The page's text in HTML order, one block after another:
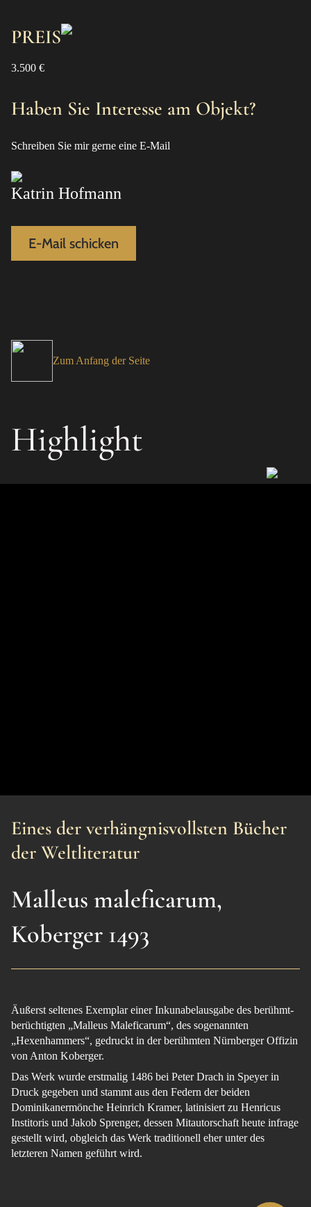
PREIS
3.500 €
Haben Sie Interesse am Objekt?
Schreiben Sie mir gerne eine E-Mail
Katrin Hofmann
E-Mail schicken
Zum Anfang der Seite
Highlight
Eines der verhängnisvollsten Bücher
der Weltliteratur
Malleus maleficarum,
Koberger 1493
Äußerst seltenes Exemplar einer Inkunabelausgabe des berühmt-
berüchtigten „Malleus Maleficarum“, des sogenannten
„Hexenhammers“, gedruckt in der berühmten Nürnberger Offizin
von Anton Koberger.
Das Werk wurde erstmalig 1486 bei Peter Drach in Speyer in
Druck gegeben und stammt aus den Federn der beiden
Dominikanermönche Heinrich Kramer, latinisiert zu Henricus
Institoris und Jakob Sprenger, dessen Mitautorschaft heute infrage
gestellt wird, obgleich das Werk traditionell eher unter des
letzteren Namen geführt wird.